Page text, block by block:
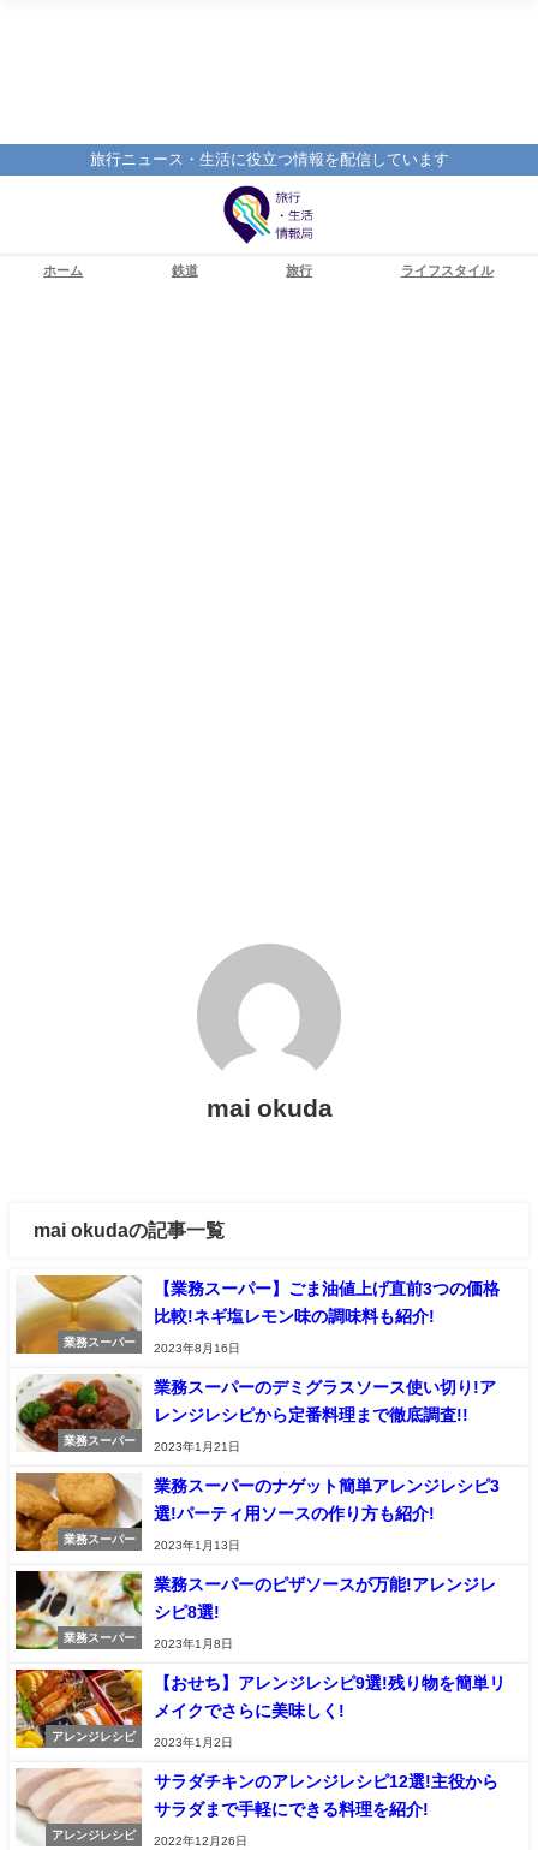
旅行ニュース・生活に役立つ情報を配信しています
ホーム 鉄道 旅行 ライフスタイル
mai okuda
mai okudaの記事一覧
業務スーパー
【業務スーパー】ごま油値上げ直前3つの価格
比較!ネギ塩レモン味の調味料も紹介!
2023年8月16日
業務スーパー
業務スーパーのデミグラスソース使い切り!ア
レンジレシピから定番料理まで徹底調査!!
2023年1月21日
業務スーパー
業務スーパーのナゲット簡単アレンジレシピ3
選!パーティ用ソースの作り方も紹介!
2023年1月13日
業務スーパー
業務スーパーのピザソースが万能!アレンジレ
シピ8選!
2023年1月8日
アレンジレシピ
【おせち】アレンジレシピ9選!残り物を簡単リ
メイクでさらに美味しく!
2023年1月2日
アレンジレシピ
サラダチキンのアレンジレシピ12選!主役から
サラダまで手軽にできる料理を紹介!
2022年12月26日